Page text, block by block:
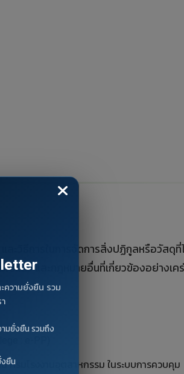
ะวิธีการในการจัดการสิ่งปฏิกูลหรือวัสดุที่
ช้แล้ว และกฎหมายอื่นที่เกี่ยวข้องอย่างเ
: e-PP)
รมโรงงานอุตสาหกรรม ในระบบการควบคุม
ความยั่งยืน รวม
มยั่งยืน รวมถึง
งยืน